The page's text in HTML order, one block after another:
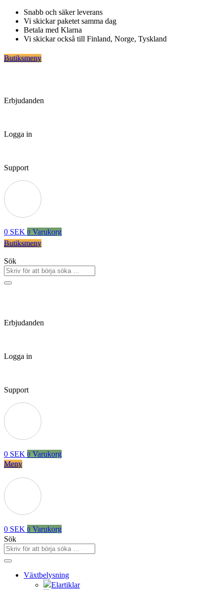
Hoppa
innehåll
Snabb och säker leverans
Vi skickar paketet samma dag
Betala med Klarna
Vi skickar också till Finland, Norge, Tyskland
Butiksmeny
Erbjudanden
Logga in
Support
0 SEK 0 Varukorg
Butiksmeny
Sök
Erbjudanden
Logga in
Support
0 SEK 0 Varukorg
Meny
0 SEK 0 Varukorg
Sök
Växtbelysning
Elartiklar